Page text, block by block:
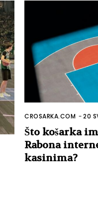
CROSARKA.COM -20
Što košarka
Rabona
kasinima?